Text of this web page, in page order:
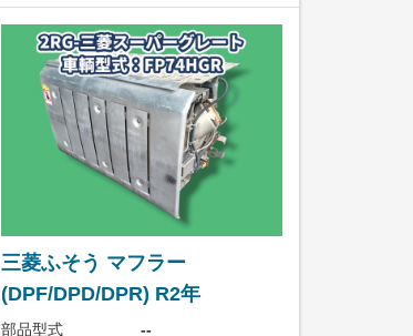
三菱ふそう マフラー
(DPF/DPD/DPR) R2年
部品型式 --